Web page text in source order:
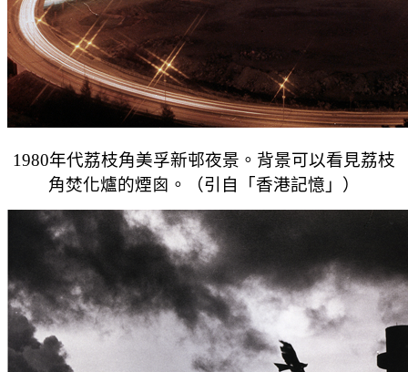
1980年代荔枝角美孚新邨夜景。背景可以看見荔枝
角焚化爐的煙囪。（引自「香港記憶」）